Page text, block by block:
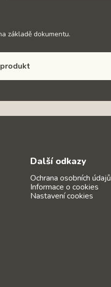
základě dokumentu.
Další odkazy
Ochrana osobních údajů
Informace o cookies
Nastavení cookies